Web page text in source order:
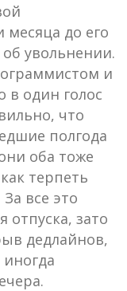
месяца до его
увольнении.
и
в один голос
что
полгода
оба тоже
терпеть
все это
зато
дедлайнов,